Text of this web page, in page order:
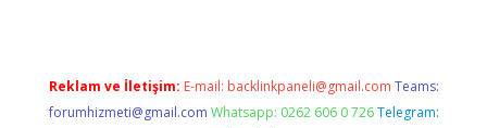
Reklam ve İletişim: E-mail: backlinkpaneli@gmail.com Teams:
forumhizmeti@gmail.com Whatsapp: 0262 606 0 726 Telegram: